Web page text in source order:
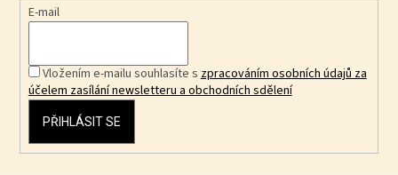
E-mail
Vložením e-mailu souhlasíte s zpracováním osobních údajů za
účelem zasílání newsletteru a obchodních sdělení
PŘIHLÁSIT SE